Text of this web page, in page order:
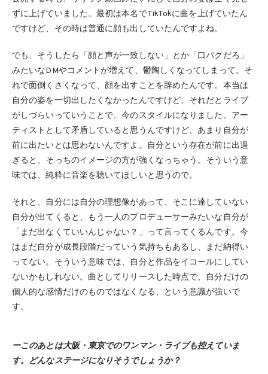
ずに上げていました。最初は本名でTikTokに曲を上げていたん
ですけど、その時は普通に顔も出していたんですよね。
でも、そうしたら「顔と声が一致しない」とか「口パクだろ」
みたいなDMやコメントが増えて、鬱陶しくなってしまって。そ
れで面倒くさくなって、顔を出すことを辞めたんです。本当は
自分の姿を一切出したくなかったんですけど、それだとライブ
がしづらいっていうことで、今のスタイルになりました。アー
ティストとして矛盾していると思うんですけど、あまり自分が
前に出たいとは思わないんですよ。自分という存在が前に出過
ぎると、そっちのイメージの方が強くなっちゃう。そういう意
味では、純粋に音楽を聴いてほしいと思うので。
それと、自分には自分の理想像があって、そこに達していない
自分が出てくると、もう一人のプロデューサーみたいな自分が
「まだ出なくていいんじゃない？」って言ってくるんです。今
はまだ自分が成長段階だっていう気持ちもあるし、まだ納得い
ってない。そういう意味では、自分と作品をイコールにしてい
ないかもしれない。曲としてリリースした時点で、自分だけの
個人的な感情だけのものではなくなる、という意識が強いで
す。
ーこのあとは大阪・東京でのワンマン・ライブも控えていま
す。どんなステージになりそうでしょうか？